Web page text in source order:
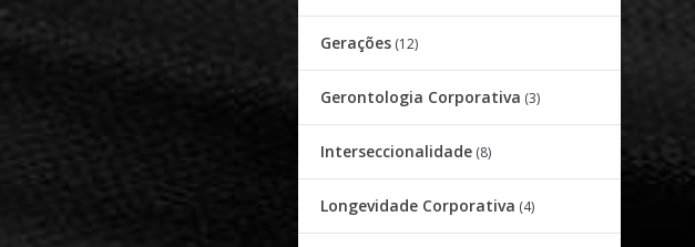
Gerações (12)
Gerontologia Corporativa (3)
Interseccionalidade (8)
Longevidade Corporativa (4)